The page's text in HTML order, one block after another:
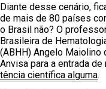
Diante desse cenário,
de mais de 80 países
o Brasil não? O
Brasileira de
(ABHH) Angelo Maiolino
Anvisa para a entrada
tência científica alguma.